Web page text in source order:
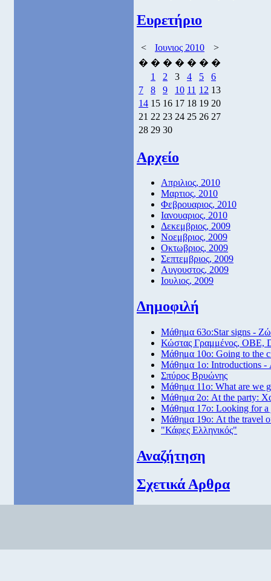
Ευρετήριο
< Ιουνιος 2010
>
� � � � � � �
1
2 3 4 5
6
7
8 9 10 11 12 13
14 15 16 17 18 19 20
21 22 23 24 25 26 27
28 29 30
Αρχείο
Απριλιος, 2010
Μαρτιος, 2010
Φεβρουαριος, 2010
Ιανουαριος, 2010
Δεκεμβριος, 2009
Νοεμβριος, 2009
Οκτωβριος, 2009
Σεπτεμβριος, 2009
Αυγουστος, 2009
Ιουλιος, 2009
Δημοφιλή
Μάθημα 63ο:Star signs -
Κώστας Γραμμένος, ΟΒΕ,
Μάθημα 10ο: Going to the
Μάθημα 1ο: Introductions -
Σπύρος Βρυώνης
Μάθημα 11ο: What are we
Μάθημα 2ο: At the party:
Μάθημα 17ο: Looking for a
Μάθημα 19ο: At the travel
"Κάφες Ελληνικός"
Αναζήτηση
Σχετικά Αρθρα